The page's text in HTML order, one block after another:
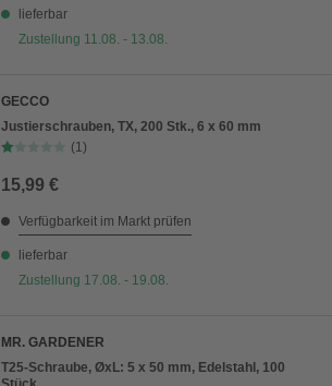
lieferbar
Zustellung 11.08. - 13.08.
GECCO
Justierschrauben, TX, 200 Stk., 6 x 60 mm
(1)
15,99 €
Verfügbarkeit im Markt prüfen
lieferbar
Zustellung 17.08. - 19.08.
MR. GARDENER
T25-Schraube, ØxL: 5 x 50 mm, Edelstahl, 100